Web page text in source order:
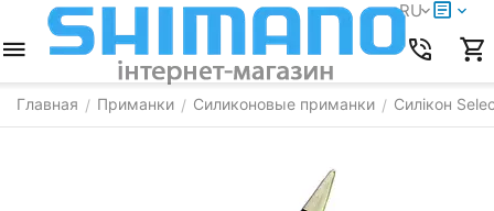
RU
Главная / Приманки / Силиконовые приманки / Силікон